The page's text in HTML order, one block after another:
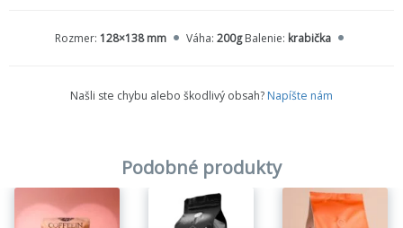
Chuťový profil:čerešňa, slivka, víno, mandle, karamelka
Odporúčaná príprava: filter (V60, Chemex, Kalita, AeroPress), kde
Káva je balená v uzatvárateľnom sáčku v dizajnovej krabičke.
Rozmer: 128×138 mm Váha: 200g Balenie: krabička
Našli ste chybu alebo škodlivý obsah? Napíšte nám
Podobné produkty